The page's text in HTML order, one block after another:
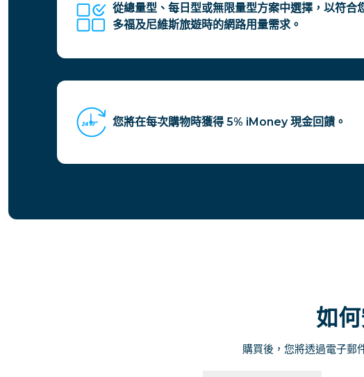
從總量型、每日型或無限量型方案中選擇，以符合
多福及尼維斯旅遊時的網路用量需求。
您將在每次購物時獲得 5% iMoney 現金回饋。
如
購買後，您將透過電子郵